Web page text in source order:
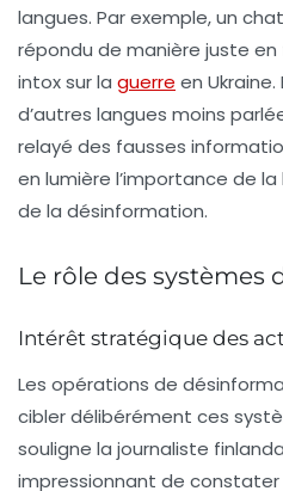
langues. Par exemple, un
répondu de manière juste
intox sur la guerre en
d’autres langues moins
relayé des fausses
en lumière l’importance de
de la désinformation.
Le rôle des systèmes
Intérêt stratégique des
Les opérations de
cibler délibérément ces
souligne la journaliste
impressionnant de